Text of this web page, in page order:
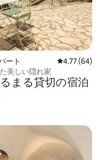
ート レビュー64
4.77 (64)
美しい隠れ家
まる貸切の宿泊